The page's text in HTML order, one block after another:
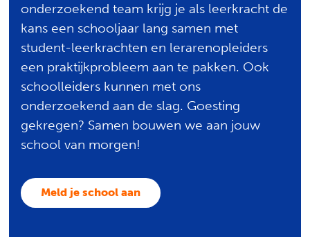
onderzoekend team krijg je als leerkracht de
kans een schooljaar lang samen met
student-leerkrachten en lerarenopleiders
een praktijkprobleem aan te pakken. Ook
schoolleiders kunnen met ons
onderzoekend aan de slag. Goesting
gekregen? Samen bouwen we aan jouw
school van morgen!
Meld je school aan